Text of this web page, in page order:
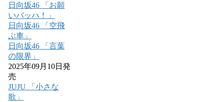
日向坂46 「お願
いバッハ！」
日向坂46 「空飛
ぶ車」
日向坂46 「言葉
の限界」
2025年09月10日発
売
JUJU 「小さな
歌」